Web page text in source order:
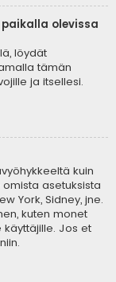
olevissa
löydät
tämän
ja itsellesi.
kuin
asetuksista
York, Sidney, jne.
kuten monet
käyttäjille. Jos et